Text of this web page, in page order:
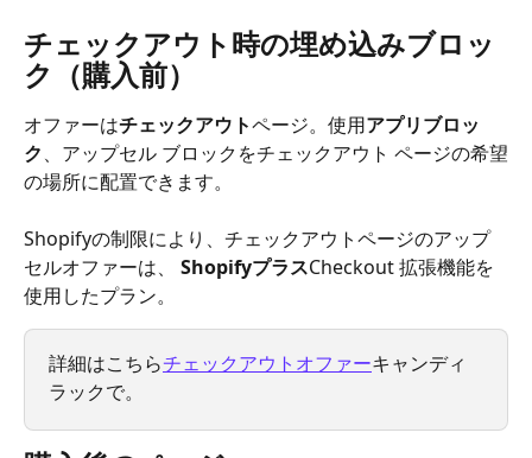
チェックアウト時の埋め込みブロッ
ク（購入前）
オファーはチェックアウトページ。使用アプリブロッ
ク、アップセル ブロックをチェックアウト ページの希望
の場所に配置できます。
Shopifyの制限により、チェックアウトページのアップ
セルオファーは、
ShopifyプラスCheckout 拡張機能を
使用したプラン。
詳細はこちらチェックアウトオファーキャンディ
ラックで。